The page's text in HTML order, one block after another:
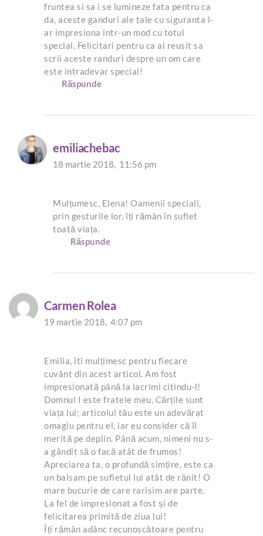
fruntea si sa i se lumineze fata pentru ca
da, aceste ganduri ale tale cu siguranta l-
ar impresiona intr-un mod cu totul
special. Felicitari pentru ca ai reusit sa
scrii aceste randuri despre un om care
este intradevar special!
Răspunde
emiliachebac
18 martie 2018, 11:56 pm
Mulțumesc, Elena! Oamenii speciali,
prin gesturile lor, îți rămân în suflet
toată viața.
Răspunde
Carmen Rolea
19 martie 2018, 4:07 pm
Emilia, îti mulțimesc pentru fiecare
cuvânt din acest articol. Am fost
impresionată până la lacrimi citindu-l!
Domnul I este fratele meu. Cărțile sunt
viața lui; articolul tău este un adevărat
omagiu pentru el, iar eu consider că îl
merită pe deplin. Până acum, nimeni nu s-
a gândit să o facă atât de frumos!
Apreciarea ta, o profundă simțire, este ca
un balsam pe sufletul lui atât de rănit! O
mare bucurie de care rarisim are parte.
La fel de impresionat a fost și de
felicitarea primită de ziua lui!
Îți rămân adânc recunoscătoare pentru